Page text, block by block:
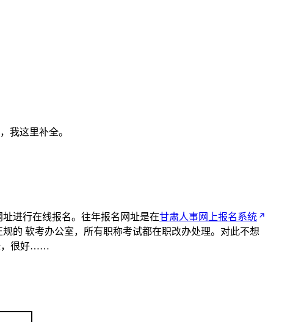
我这里补全。
进行在线报名。往年报名网址是在甘肃人事网上报名系统
的 软考办公室，所有职称考试都在职改办处理。对此不想
，很好……